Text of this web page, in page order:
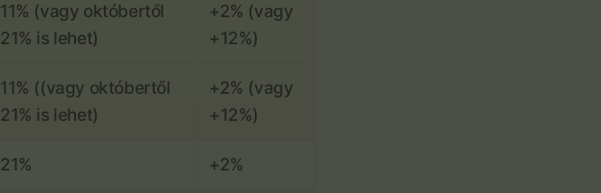
11% (vagy októbertől
21% is lehet)
+2% (vagy
+12%)
11% ((vagy októbertől
21% is lehet)
+2% (vagy
+12%)
21% +2%